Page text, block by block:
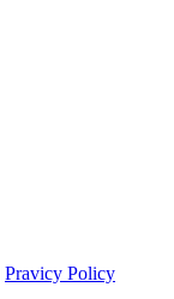
Pravicy Policy